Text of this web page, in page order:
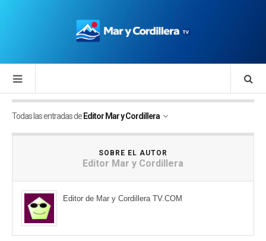
Todas las entradas de Editor Mar y Cordillera
SOBRE EL AUTOR
Editor Mar y Cordillera
Editor de Mar y Cordillera TV.COM